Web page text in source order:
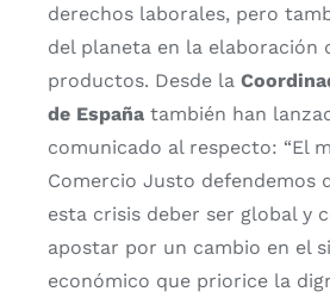
derechos laborales, pero
del planeta en la elaboración
productos. Desde la
de España también han
comunicado al respecto: “El
Comercio Justo defendemos
esta crisis deber ser global y
apostar por un cambio en el
económico que priorice la